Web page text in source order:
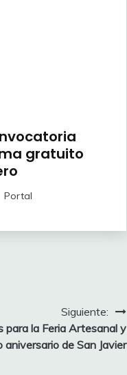
gratuito
Portal
Siguiente:
para la Feria Artesanal y
de San Javier